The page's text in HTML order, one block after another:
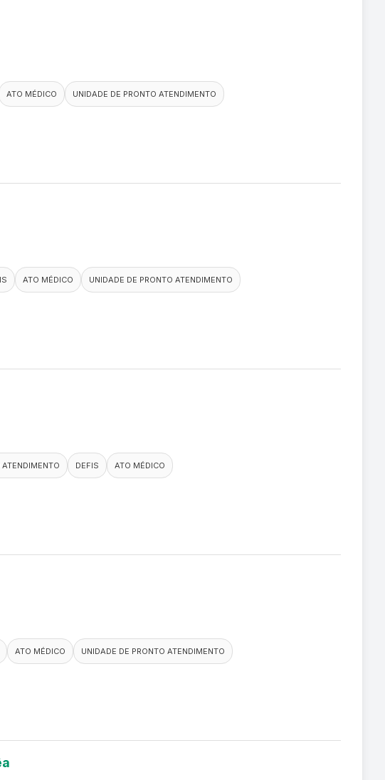
ATO MÉDICO UNIDADE DE PRONTO ATENDIMENTO
ATO MÉDICO UNIDADE DE PRONTO ATENDIMENTO
DEFIS
ATO MÉDICO
ATO MÉDICO UNIDADE DE PRONTO ATENDIMENTO